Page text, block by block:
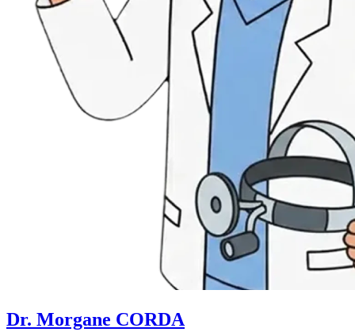
Dr. Morgane CORDA